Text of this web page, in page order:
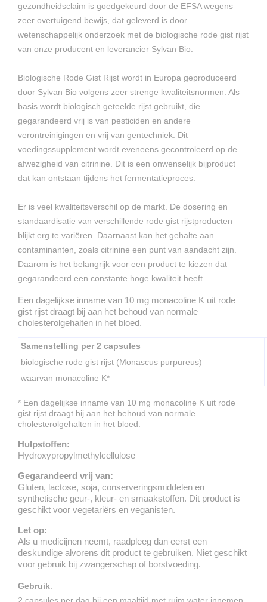
gezondheidsclaim is goedgekeurd door de EFSA wegens
zeer overtuigend bewijs, dat geleverd is door
wetenschappelijk onderzoek met de biologische rode gist rijst
van onze producent en leverancier Sylvan Bio.
Biologische Rode Gist Rijst wordt in Europa geproduceerd
door Sylvan Bio volgens zeer strenge kwaliteitsnormen. Als
basis wordt biologisch geteelde rijst gebruikt, die
gegarandeerd vrij is van pesticiden en andere
verontreinigingen en vrij van gentechniek. Dit
voedingssupplement wordt eveneens gecontroleerd op de
afwezigheid van citrinine. Dit is een onwenselijk bijproduct
dat kan ontstaan tijdens het fermentatieproces.
Er is veel kwaliteitsverschil op de markt. De dosering en
standaardisatie van verschillende rode gist rijstproducten
blijkt erg te variëren. Daarnaast kan het gehalte aan
contaminanten, zoals citrinine een punt van aandacht zijn.
Daarom is het belangrijk voor een product te kiezen dat
gegarandeerd een constante hoge kwaliteit heeft.
Een dagelijkse inname van 10 mg monacoline K uit rode
gist rijst draagt bij aan het behoud van normale
cholesterolgehalten in het bloed.
Samenstelling per 2 capsules
biologische rode gist rijst (Monascus purpureus)
waarvan monacoline K*
* Een dagelijkse inname van 10 mg monacoline K uit rode
gist rijst draagt bij aan het behoud van normale
cholesterolgehalten in het bloed.
Hulpstoffen:
Hydroxypropylmethylcellulose
Gegarandeerd vrij van:
Gluten, lactose, soja, conserveringsmiddelen en
synthetische geur-, kleur- en smaakstoffen. Dit product is
geschikt voor vegetariërs en veganisten.
Let op:
Als u medicijnen neemt, raadpleeg dan eerst een
deskundige alvorens dit product te gebruiken. Niet geschikt
voor gebruik bij zwangerschap of borstvoeding.
Gebruik:
2 capsules per dag bij een maaltijd met ruim water innemen